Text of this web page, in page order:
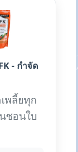
- กำจัด
พลี้ยทุก
ชอนใบ